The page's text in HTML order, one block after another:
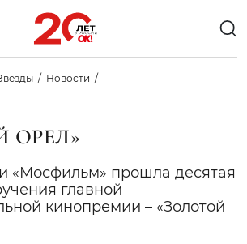
Новости
ОРЕЛ»
«Мосфильм» прошла десятая
главной
кинопремии – «Золотой